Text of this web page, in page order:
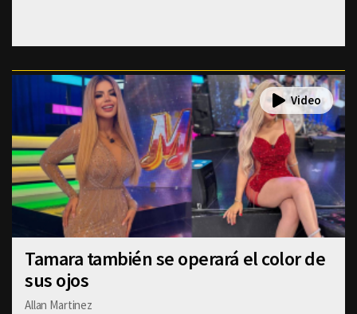
Tamara también se operará el color de
sus ojos
Allan Martinez